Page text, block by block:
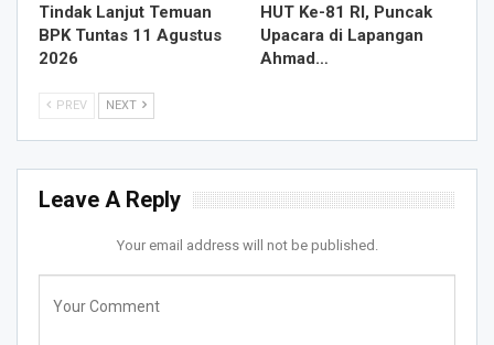
Tindak Lanjut Temuan
BPK Tuntas 11 Agustus
2026
HUT Ke-81 RI, Puncak
Upacara di Lapangan
Ahmad…
PREV NEXT
Leave A Reply
Your email address will not be published.